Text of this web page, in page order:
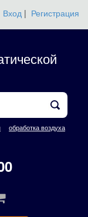
Вход | Регистрация
обработка воздуха